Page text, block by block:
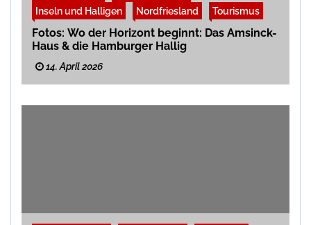
Inseln und Halligen
Nordfriesland Tourismus
Fotos: Wo der Horizont beginnt: Das Amsinck-
Haus & die Hamburger Hallig
14. April 2026